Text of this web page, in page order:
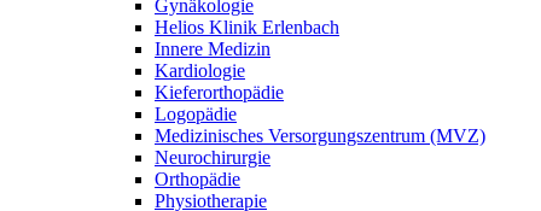
Gynäkologie
Helios Klinik Erlenbach
Innere Medizin
Kardiologie
Kieferorthopädie
Logopädie
Medizinisches Versorgungszentrum (MVZ)
Neurochirurgie
Orthopädie
Physiotherapie